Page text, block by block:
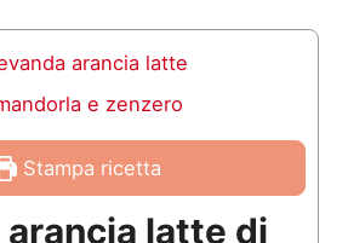
Stampa ricetta
arancia latte di